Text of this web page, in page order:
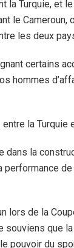
la Turquie, et
le Cameroun,
les deux
certains
hommes
la Turquie
dans la
lors de la
souviens que
pouvoir du